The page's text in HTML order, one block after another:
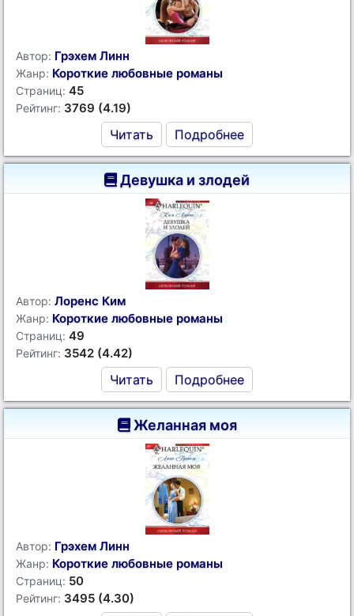
Автор: Грэхем Линн
Жанр: Короткие любовные романы
Страниц: 45
Рейтинг: 3769 (4.19)
Читать Подробнее
Девушка и злодей
Автор: Лоренс Ким
Жанр: Короткие любовные романы
Страниц: 49
Рейтинг: 3542 (4.42)
Читать Подробнее
Желанная моя
Автор: Грэхем Линн
Жанр: Короткие любовные романы
Страниц: 50
Рейтинг: 3495 (4.30)